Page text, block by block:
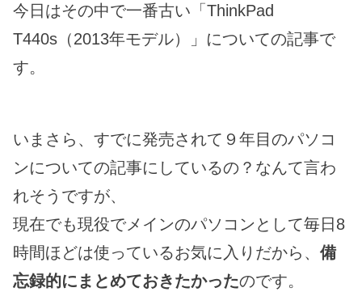
今日はその中で一番古い「ThinkPad
T440s（2013年モデル）」についての記事で
す。
いまさら、すでに発売されて９年目のパソコ
ンについての記事にしているの？なんて言わ
れそうですが、
現在でも現役でメインのパソコンとして毎日8
時間ほどは使っているお気に入りだから、備
忘録的にまとめておきたかったのです。